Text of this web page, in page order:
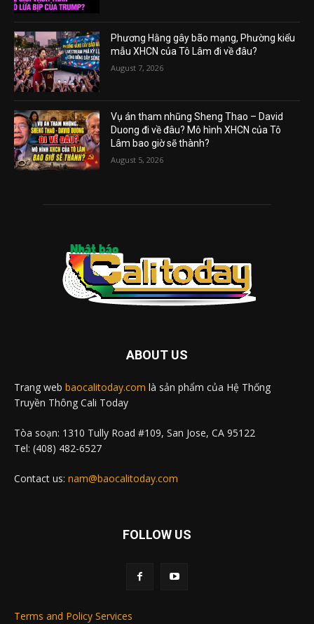
Phương Hằng gây bão mạng, Phường kiểu
mẫu XHCN của Tô Lâm đi về đâu?
August 7, 2026
Vụ án tham nhũng Sheng Thao – David
Duong đi về đâu? Mô hình XHCN của Tô
Lâm bao giờ sẽ thành?
August 5, 2026
ABOUT US
Trang web baocalitoday.com là sản phẩm của Hệ Thống
Truyền Thông Cali Today
Tòa soạn: 1310 Tully Road #109, San Jose, CA 95122
Tel: (408) 482-6527
Contact us: nam@baocalitoday.com
FOLLOW US
Terms and Policy Services